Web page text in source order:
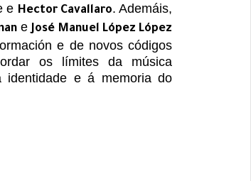
e Hector Cavallaro. Ademáis,
e José Manuel López López
e de novos códigos
os límites da música
identidade e á memoria do